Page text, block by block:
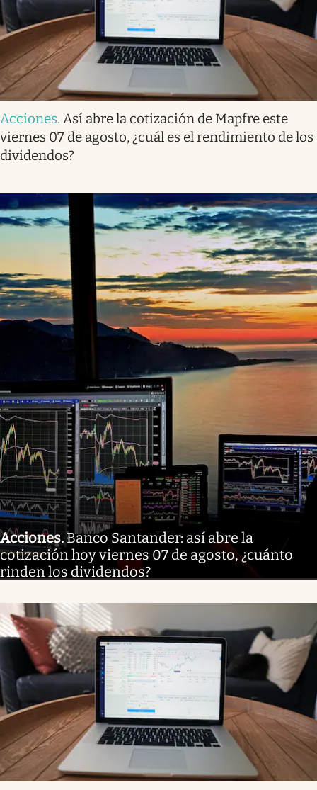
Acciones. Así abre la cotización de Mapfre este
viernes 07 de agosto, ¿cuál es el rendimiento de los
dividendos?
Acciones.Banco Santander: así abre la
cotización hoy viernes 07 de agosto, ¿cuánto
rinden los dividendos?